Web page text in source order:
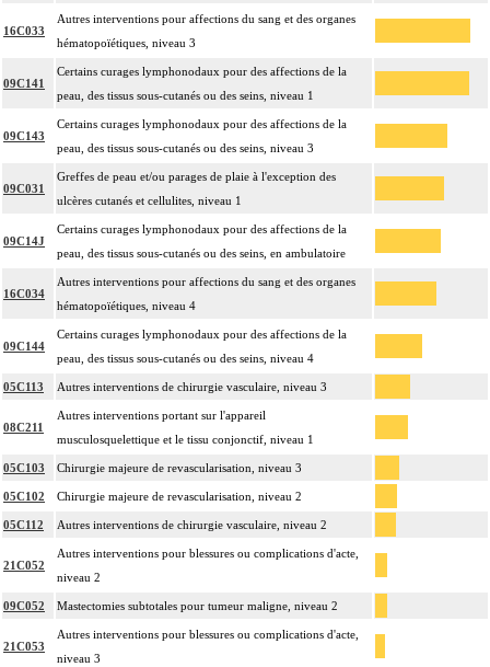
16C033
Autres interventions pour affections du sang et des organes
hématopoïétiques, niveau 3
09C141
Certains curages lymphonodaux pour des affections de la
peau, des tissus sous-cutanés ou des seins, niveau 1
09C143
Certains curages lymphonodaux pour des affections de la
peau, des tissus sous-cutanés ou des seins, niveau 3
09C031
Greffes de peau et/ou parages de plaie à l'exception des
ulcères cutanés et cellulites, niveau 1
09C14J
Certains curages lymphonodaux pour des affections de la
peau, des tissus sous-cutanés ou des seins, en ambulatoire
16C034
Autres interventions pour affections du sang et des organes
hématopoïétiques, niveau 4
09C144
Certains curages lymphonodaux pour des affections de la
peau, des tissus sous-cutanés ou des seins, niveau 4
05C113 Autres interventions de chirurgie vasculaire, niveau 3
08C211
Autres interventions portant sur l'appareil
musculosquelettique et le tissu conjonctif, niveau 1
05C103 Chirurgie majeure de revascularisation, niveau 3
05C102 Chirurgie majeure de revascularisation, niveau 2
05C112 Autres interventions de chirurgie vasculaire, niveau 2
21C052
Autres interventions pour blessures ou complications d'acte,
niveau 2
09C052 Mastectomies subtotales pour tumeur maligne, niveau 2
21C053
Autres interventions pour blessures ou complications d'acte,
niveau 3